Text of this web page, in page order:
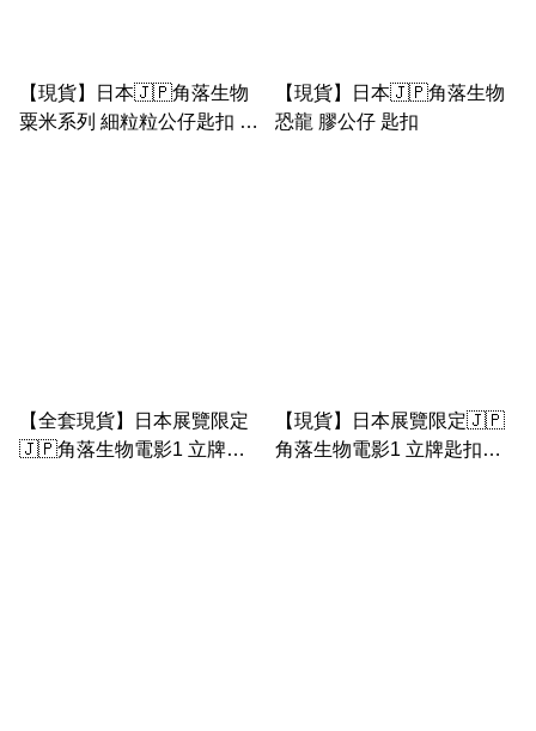
【現貨】日本🇯🇵角落生物
粟米系列 細粒粒公仔匙扣 ｜
【現貨】日本🇯🇵角落生物
恐龍 膠公仔 匙扣
【全套現貨】日本展覽限定
🇯🇵角落生物電影1 立牌匙
【現貨】日本展覽限定🇯🇵
角落生物電影1 立牌匙扣（